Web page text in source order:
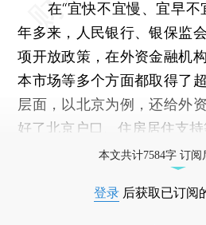
在“宜快不宜慢、宜早不
年多来，人民银行、银保监
项开放政策，在外资金融机
本市场等多个方面都取得了
层面，以北京为例，还给外
好了北京户口、住房居住支持
本文共计7584字 订阅
登录 后获取已订阅